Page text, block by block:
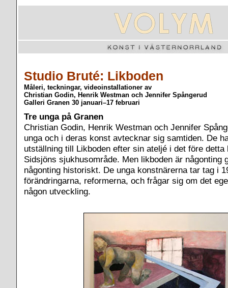
Studio Bruté: Likboden
Måleri, teckningar, videoinstallationer av
Christian Godin, Henrik Westman och Jennifer Spångerud
Galleri Granen 30 januari–17 februari
Tre unga på Granen
Christian Godin, Henrik Westman och Jennifer
unga och i deras konst avtecknar sig samtiden. De
utställning till Likboden efter sin ateljé i det före detta
Sidsjöns sjukhusområde. Men likboden är någonting
någonting historiskt. De unga konstnärerna tar tag i
förändringarna, reformerna, och frågar sig om det
någon utveckling.